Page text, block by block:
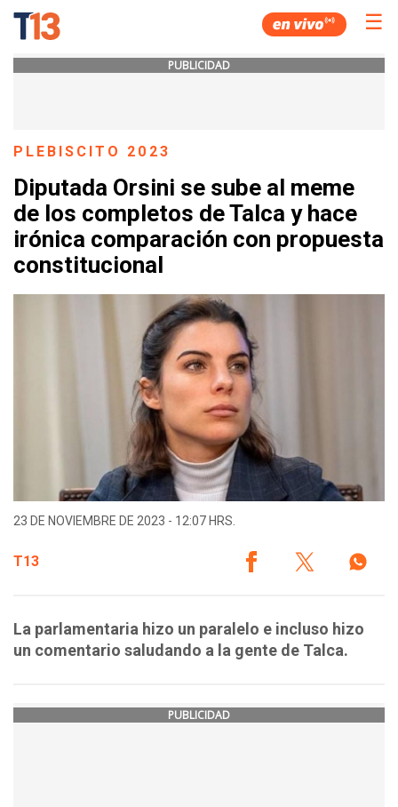
☰
PUBLICIDAD
PLEBISCITO 2023
Diputada Orsini se sube al meme
de los completos de Talca y hace
irónica comparación con propuesta
constitucional
23 DE NOVIEMBRE DE 2023 - 12:07 HRS.
T13
La parlamentaria hizo un paralelo e incluso hizo
un comentario saludando a la gente de Talca.
PUBLICIDAD